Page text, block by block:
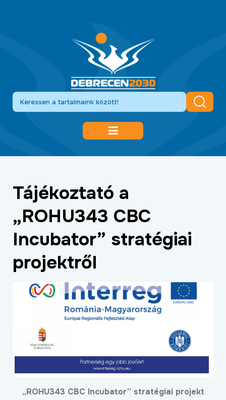
KÖZLEKEDÉSFEJLESZTÉS
KULTÚRA
ÉLETMINŐSÉG
OKTATÁS
PROJEKTEK
ÖSSZES PROJEKT
Tájékoztató a
„ROHU343 CBC
Incubator” stratégiai
projektről
„ROHU343 CBC Incubator” stratégiai projekt